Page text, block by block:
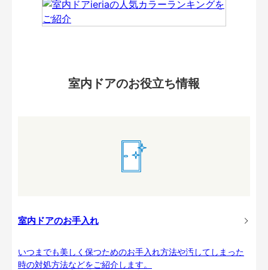
室内ドアのお役立ち情報
室内ドアのお手入れ
いつまでも美しく保つためのお手入れ方法や汚してしまった
時の対処方法などをご紹介します。